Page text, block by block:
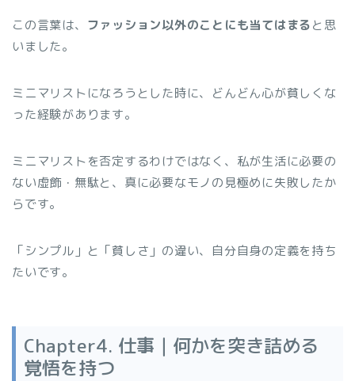
この言葉は、 ファッション以外のことにも当てはまると思
いました。
ミニマリストになろうとした時に、どんどん心が貧しくな
った経験があります。
ミニマリストを否定するわけではなく、私が生活に必要の
ない虚飾・無駄と、真に必要なモノの見極めに失敗したか
らです。
「シンプル」と「貧しさ」の違い、自分自身の定義を持ち
たいです。
Chapter4. 仕事｜何かを突き詰める
覚悟を持つ